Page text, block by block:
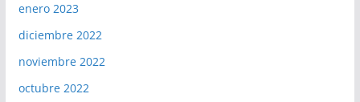
enero 2023
diciembre 2022
noviembre 2022
octubre 2022